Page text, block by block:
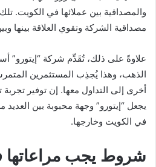
والمصداقية بين عملائها في الكويت.
مصداقية الشركة وتقوي العلاقة بينها
علاوةً على ذلك، تُقَدِّم شركة “إيتورو”
الذهب، وهذا يُجذِب المستثمرين
أخرى إلى التداول معها. إن توفير
يجعل “إيتورو” وجهة محبوبة بين العديد
في الكويت وخارجها.
شروط يجب